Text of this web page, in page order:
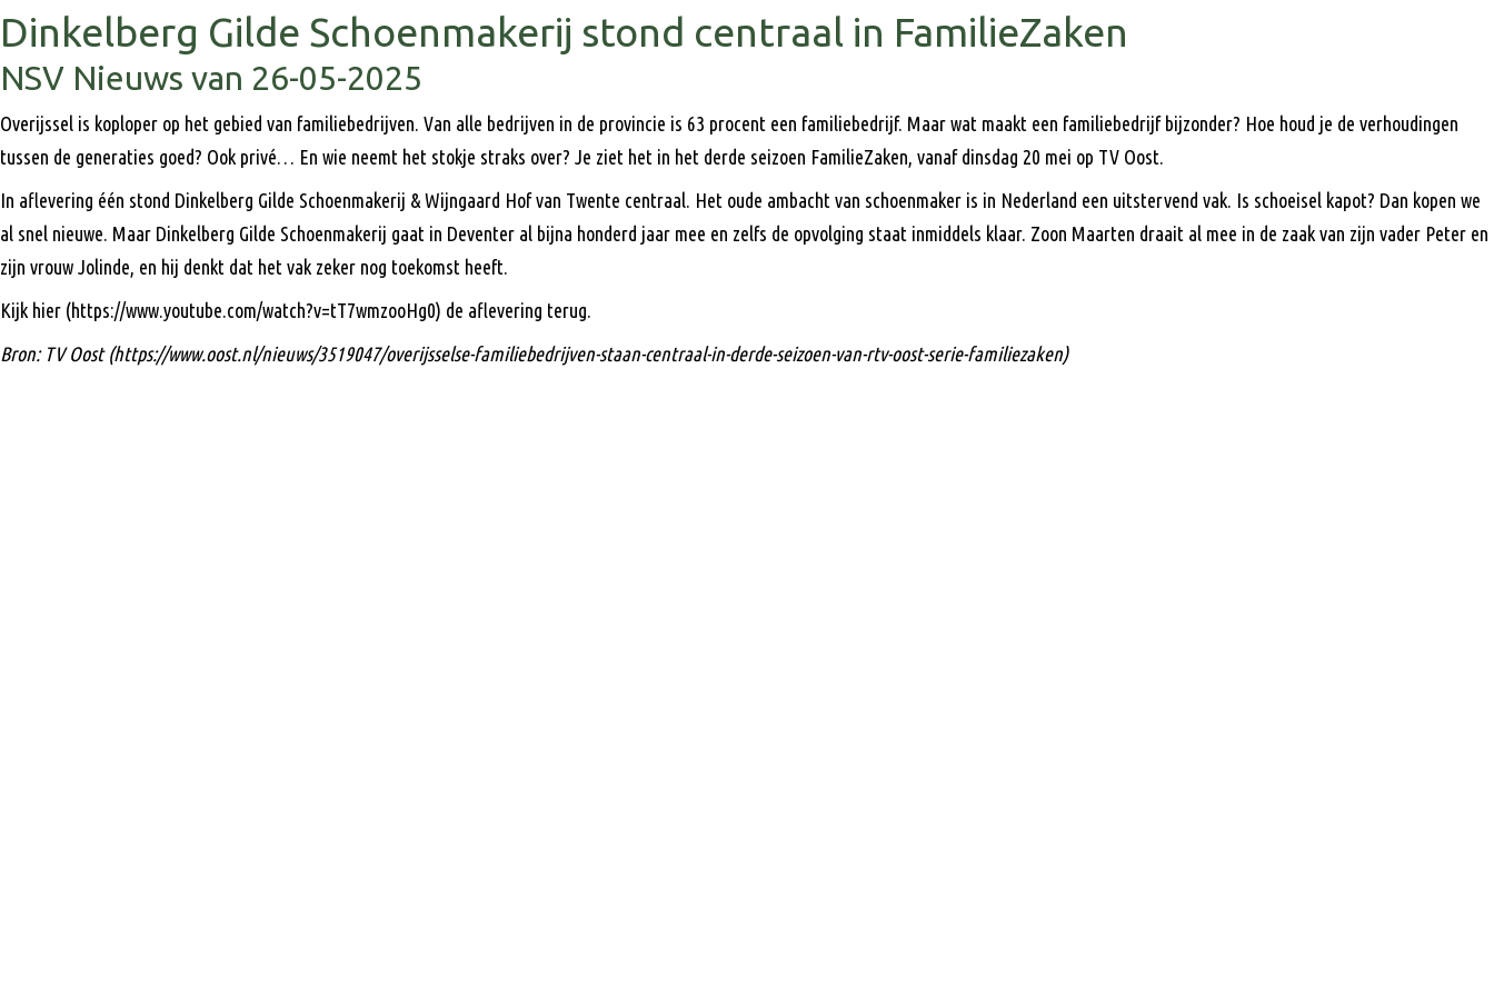
Dinkelberg Gilde Schoenmakerij stond centraal in FamilieZaken
NSV Nieuws van 26-05-2025
Overijssel is koploper op het gebied van familiebedrijven. Van alle bedrijven in de provincie is 63 procent een familiebedrijf. Maar wat maakt een familiebedrijf bijzonder? Hoe houd je de verhoudingen
tussen de generaties goed? Ook privé… En wie neemt het stokje straks over? Je ziet het in het derde seizoen FamilieZaken, vanaf dinsdag 20 mei op TV Oost.
In aflevering één stond Dinkelberg Gilde Schoenmakerij & Wijngaard Hof van Twente centraal. Het oude ambacht van schoenmaker is in Nederland een uitstervend vak. Is schoeisel kapot? Dan kopen we
al snel nieuwe. Maar Dinkelberg Gilde Schoenmakerij gaat in Deventer al bijna honderd jaar mee en zelfs de opvolging staat inmiddels klaar. Zoon Maarten draait al mee in de zaak van zijn vader Peter en
zijn vrouw Jolinde, en hij denkt dat het vak zeker nog toekomst heeft.
Kijk hier (https://www.youtube.com/watch?v=tT7wmzooHg0) de aflevering terug.
Bron: TV Oost (https://www.oost.nl/nieuws/3519047/overijsselse-familiebedrijven-staan-centraal-in-derde-seizoen-van-rtv-oost-serie-familiezaken)